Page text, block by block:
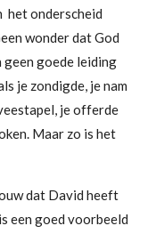
het onderscheid
wonder dat God
goede leiding
je zondigde, je nam
je offerde
Maar zo is het
dat David heeft
een goed voorbeeld